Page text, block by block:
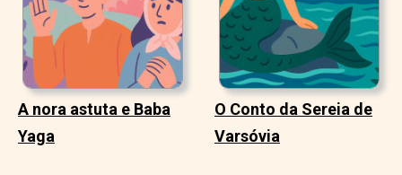
A nora astuta e Baba
Yaga
O Conto da Sereia de
Varsóvia